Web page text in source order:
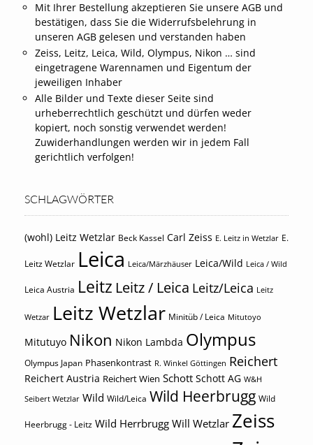
Mit Ihrer Bestellung akzeptieren Sie unsere AGB und
bestätigen, dass Sie die Widerrufsbelehrung in
unseren AGB gelesen und verstanden haben
Zeiss, Leitz, Leica, Wild, Olympus, Nikon … sind
eingetragene Warennamen und Eigentum der
jeweiligen Inhaber
Alle Bilder und Texte dieser Seite sind
urheberrechtlich geschützt und dürfen weder
kopiert, noch sonstig verwendet werden!
Zuwiderhandlungen werden wir in jedem Fall
gerichtlich verfolgen!
SCHLAGWÖRTER
(wohl) Leitz Wetzlar Beck Kassel Carl Zeiss E. Leitz in Wetzlar E.
Leitz Wetzlar Leica Leica/Märzhäuser Leica/Wild Leica / Wild
Leica Austria Leitz Leitz / Leica Leitz/Leica Leitz
Wetzar Leitz Wetzlar Minitüb / Leica Mitutoyo
Mitutuyo Nikon Nikon Lambda Olympus
Olympus Japan Phasenkontrast R. Winkel Göttingen Reichert
Reichert Austria Reichert Wien Schott Schott AG W&H
Seibert Wetzlar Wild Wild/Leica Wild Heerbrugg Wild
Heerbrugg - Leitz Wild Herrbrugg Will Wetzlar Zeiss